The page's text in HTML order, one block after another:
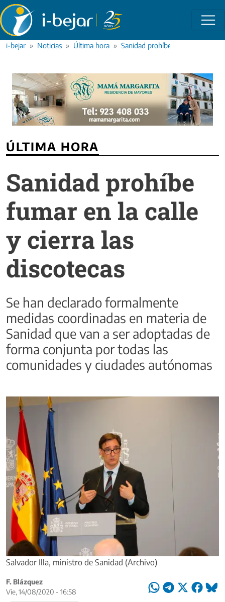
Pasar al contenido principal
i-bejar Noticias Última hora Sanidad prohíbe fumar en la
ÚLTIMA HORA
Sanidad prohíbe
fumar en la calle
y cierra las
discotecas
Se han declarado formalmente
medidas coordinadas en materia de
Sanidad que van a ser adoptadas de
forma conjunta por todas las
comunidades y ciudades autónomas
Salvador Illa, ministro de Sanidad (Archivo)
F. Blázquez
Vie, 14/08/2020 - 16:58